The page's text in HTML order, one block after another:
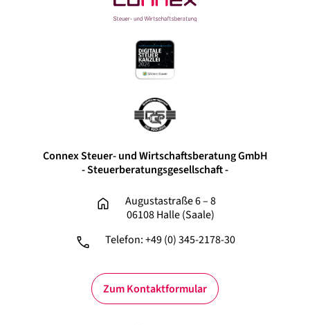
Connex Steuer- und Wirtschaftsberatung GmbH
- Steuerberatungsgesellschaft -
Augustastraße 6 – 8
06108 Halle (Saale)
Telefon: +49 (0) 345-2178-30
Zum Kontaktformular